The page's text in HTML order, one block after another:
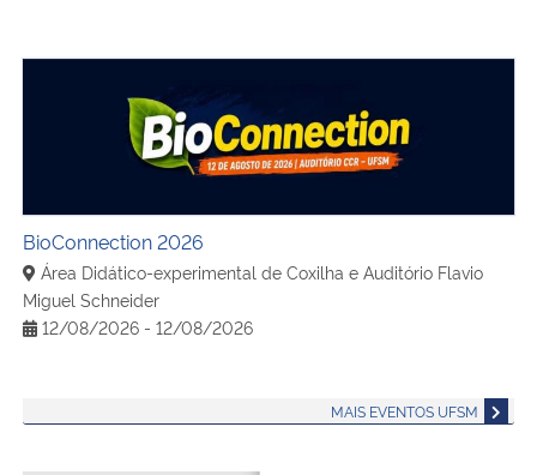
BioConnection 2026
Área Didático-experimental de Coxilha e Auditório Flavio
Miguel Schneider
12/08/2026 - 12/08/2026
MAIS EVENTOS UFSM